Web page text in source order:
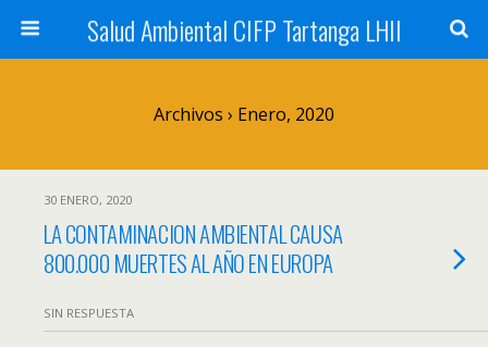
Salud Ambiental CIFP Tartanga LHII
Archivos › Enero, 2020
30 ENERO, 2020
LA CONTAMINACION AMBIENTAL CAUSA
800.000 MUERTES AL AÑO EN EUROPA
SIN RESPUESTA